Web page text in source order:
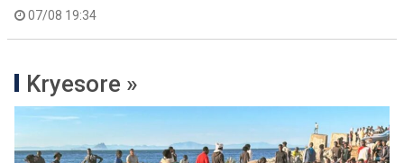
07/08 19:34
Kryesore »